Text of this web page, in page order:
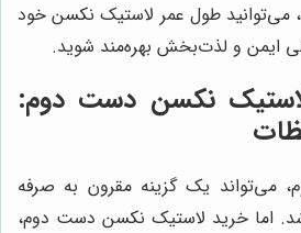
می‌توانید طول عمر لاستیک نکسن خود
ایمن و لذت‌بخش بهره‌مند شوید.
نکسن دست دوم:
می‌تواند یک گزینه مقرون به صرفه
اما خرید لاستیک نکسن دست دوم،